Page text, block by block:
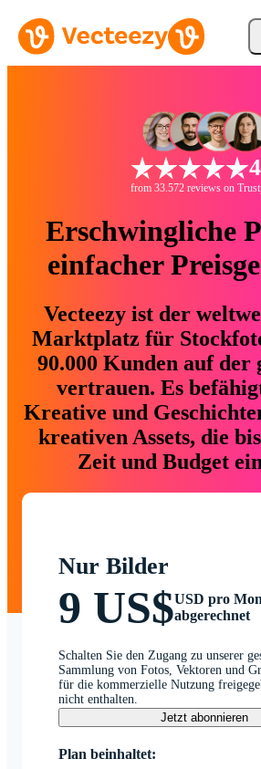
from 33.572 reviews on
Erschwingliche
einfacher
Vecteezy ist der
Marktplatz für
90.000 Kunden auf der
vertrauen. Es
Kreative und
kreativen Assets, die
Zeit und Budget
Nur Bilder
9 US$USD pro
abgerechnet
Schalten Sie den Zugang zu unserer
Sammlung von Fotos, Vektoren und
für die kommerzielle Nutzung
nicht enthalten.
Jetzt abonnieren
Plan beinhaltet: